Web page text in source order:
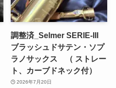
調整済_Selmer SERIE-III
ブラッシュドサテン・ソプ
ラノサックス （ ストレー
ト、カーブドネック付）
2026年7月20日